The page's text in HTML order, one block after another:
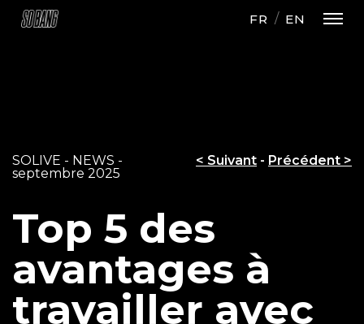
FR EN
< Suivant - Précédent >
SOLIVE - NEWS -
septembre 2025
Top 5 des
avantages à
travailler avec